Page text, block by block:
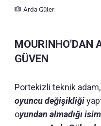
Arda Güler
MOURINHO'DAN
GÜVEN
Portekizli teknik adam,
oyuncu değişikliği
oyundan almadığı